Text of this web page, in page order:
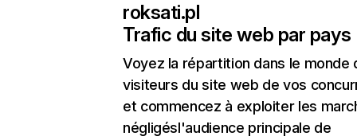
roksati.pl
Trafic du site web par pays
Voyez la répartition dans le monde
visiteurs du site web de vos
et commencez à exploiter les
négligésl'audience principale de